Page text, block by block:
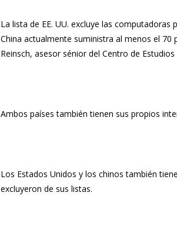
La lista de EE. UU. excluye las
China actualmente suministra al menos el
Reinsch, asesor sénior del Centro de
Ambos países también tienen sus propios
Los Estados Unidos y los chinos también
excluyeron de sus listas.